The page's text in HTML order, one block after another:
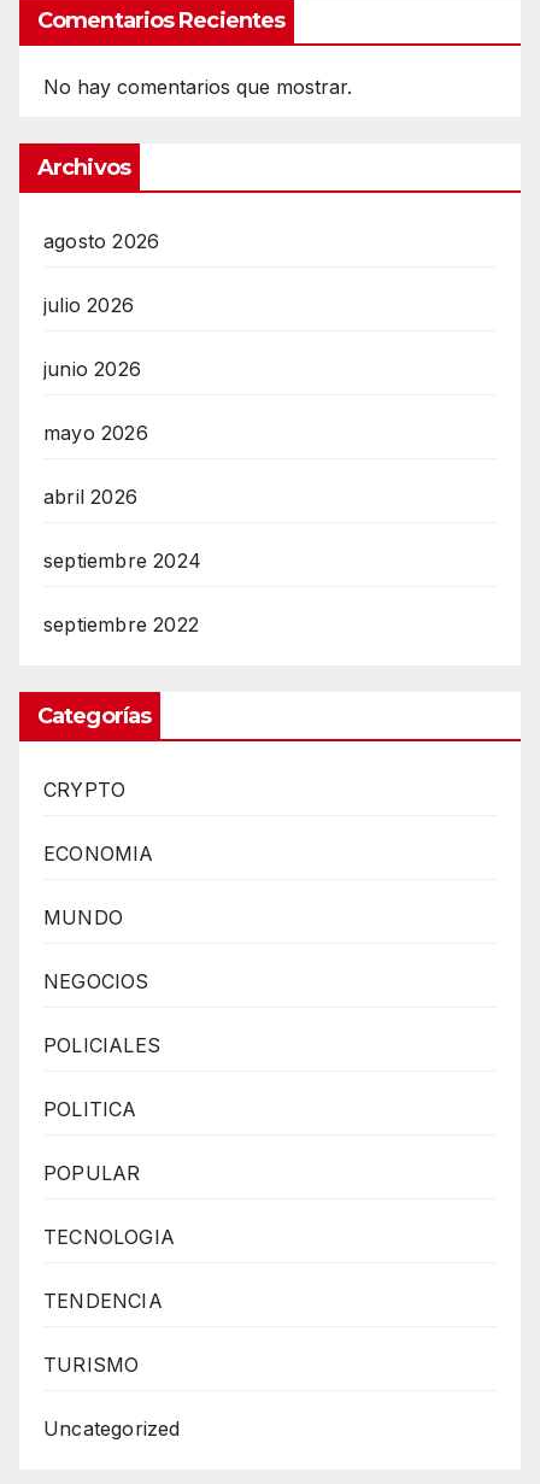
Comentarios Recientes
No hay comentarios que mostrar.
Archivos
agosto 2026
julio 2026
junio 2026
mayo 2026
abril 2026
septiembre 2024
septiembre 2022
Categorías
CRYPTO
ECONOMIA
MUNDO
NEGOCIOS
POLICIALES
POLITICA
POPULAR
TECNOLOGIA
TENDENCIA
TURISMO
Uncategorized